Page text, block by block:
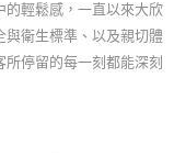
的輕鬆感，一直以來大欣
與衛生標準、以及親切體
停留的每一刻都能深刻